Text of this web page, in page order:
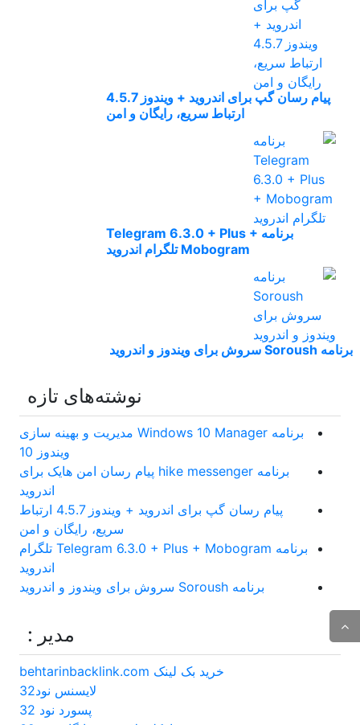
پیام رسان گپ برای اندروید + ویندوز 4.5.7
ارتباط سریع، رایگان و امن
برنامه Telegram 6.3.0 + Plus +
Mobogram تلگرام اندروید
برنامه Soroush سروش برای ویندوز و اندروید
نوشته‌های تازه
برنامه Windows 10 Manager مدیریت و بهینه سازی
ویندوز 10
برنامه hike messenger پیام‌ رسان‌ امن هایک برای
اندروید
پیام رسان گپ برای اندروید + ویندوز 4.5.7 ارتباط
سریع، رایگان و امن
برنامه Telegram 6.3.0 + Plus + Mobogram تلگرام
اندروید
برنامه Soroush سروش برای ویندوز و اندروید
مدیر :
خرید بک لینک behtarinbacklink.com
لایسنس نود32
پسورد نود 32